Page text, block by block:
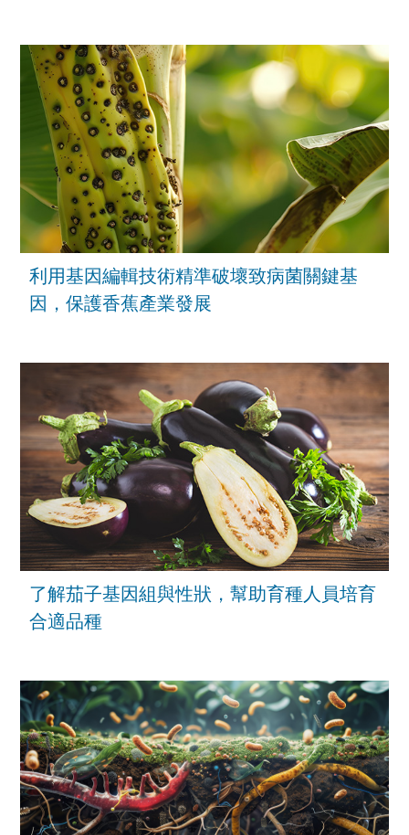
利用基因編輯技術精準破壞致病菌關鍵基
因，保護香蕉產業發展
了解茄子基因組與性狀，幫助育種人員培育
合適品種